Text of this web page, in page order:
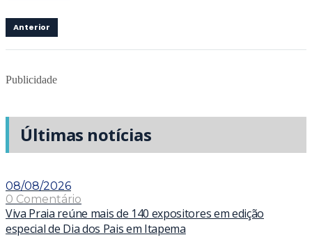
Anterior
Publicidade
Últimas notícias
08/08/2026
0 Comentário
Viva Praia reúne mais de 140 expositores em edição
especial de Dia dos Pais em Itapema